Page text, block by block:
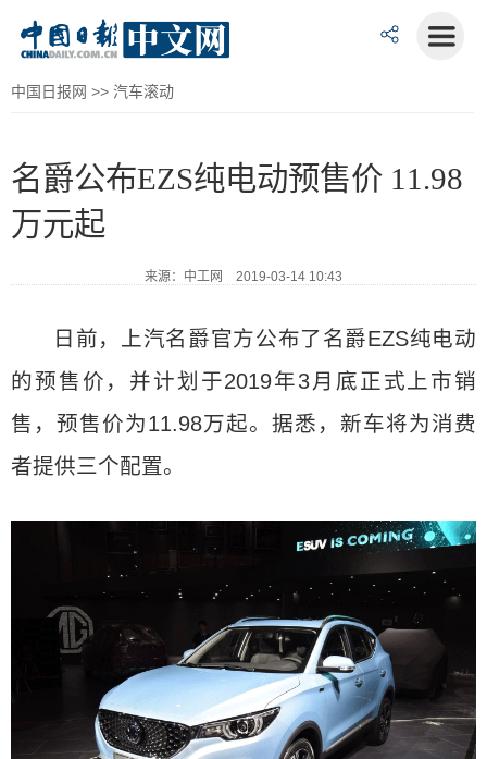
中国日报网 >> 汽车滚动
名爵公布EZS纯电动预售价 11.98
万元起
来源：中工网 2019-03-14 10:43
日前，上汽名爵官方公布了名爵EZS纯电动
的预售价，并计划于2019年3月底正式上市销
售，预售价为11.98万起。据悉，新车将为消费
者提供三个配置。